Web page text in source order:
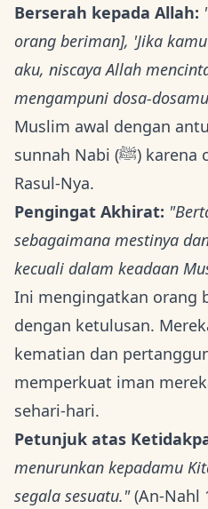
Berserah kepada Allah:
orang beriman], 'Jika
aku, niscaya Allah
mengampuni dosa-
Muslim awal dengan
sunnah Nabi (ﷺ) karena cinta kepada Allah dan
Rasul-Nya.
Pengingat Akhirat:
sebagaimana mestinya
kecuali dalam keadaan
Ini mengingatkan orang
dengan ketulusan.
kematian dan
memperkuat iman
sehari-hari.
Petunjuk atas
menurunkan kepadamu
segala sesuatu."(An-Nahl